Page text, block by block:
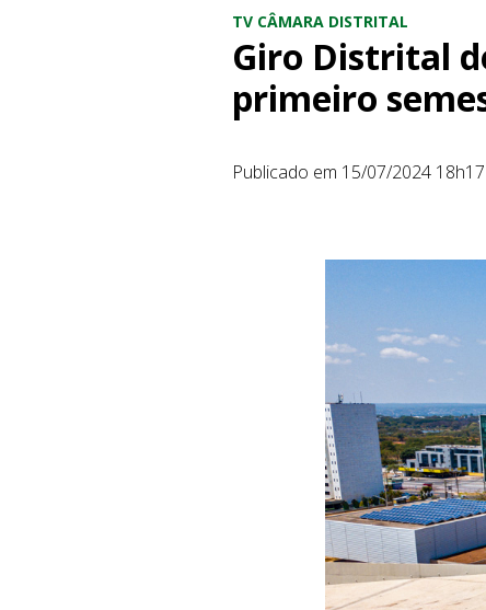
TV CÂMARA DISTRITAL
Giro Distrital
primeiro
Publicado em 15/07/2024 18h17